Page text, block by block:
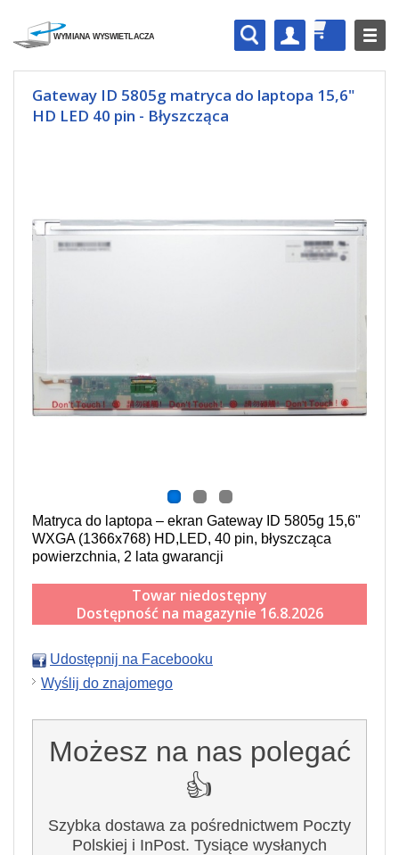
Gateway ID 5805g matryca do laptopa 15,6"
HD LED 40 pin - Błyszcząca
Matryca do laptopa – ekran Gateway ID 5805g 15,6"
WXGA (1366x768) HD,LED, 40 pin, błyszcząca
powierzchnia, 2 lata gwarancji
Towar niedostępny
Dostępność na magazynie 16.8.2026
Udostępnij na Facebooku
Wyślij do znajomego
Możesz na nas polegać
👍
Szybka dostawa za pośrednictwem Poczty
Polskiej i InPost. Tysiące wysłanych